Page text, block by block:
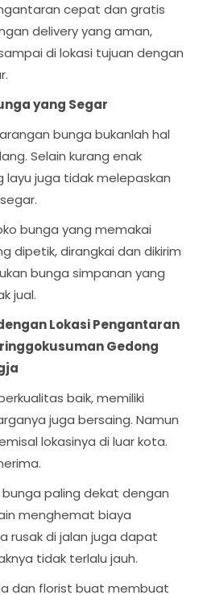
cepat dan gratis
delivery yang aman,
di lokasi tujuan dengan
yang Segar
bunga bukanlah hal
Selain kurang enak
layu juga tidak melepaskan
bunga yang memakai
dipetik, dirangkai dan dikirim
bunga simpanan yang
jual.
Lokasi Pengantaran
Gedong
baik, memiliki
juga bersaing. Namun
lokasinya di luar kota.
paling dekat dengan
menghemat biaya
rusak di jalan juga dapat
tidak terlalu jauh.
dan florist buat membuat